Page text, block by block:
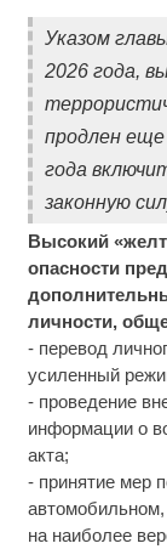
Указом
2026 года,
продлен еще
года
законную
Высокий
опасности
личности,
- перевод
усиленный
- проведение
информации о
акта;
- принятие мер
на наиболее